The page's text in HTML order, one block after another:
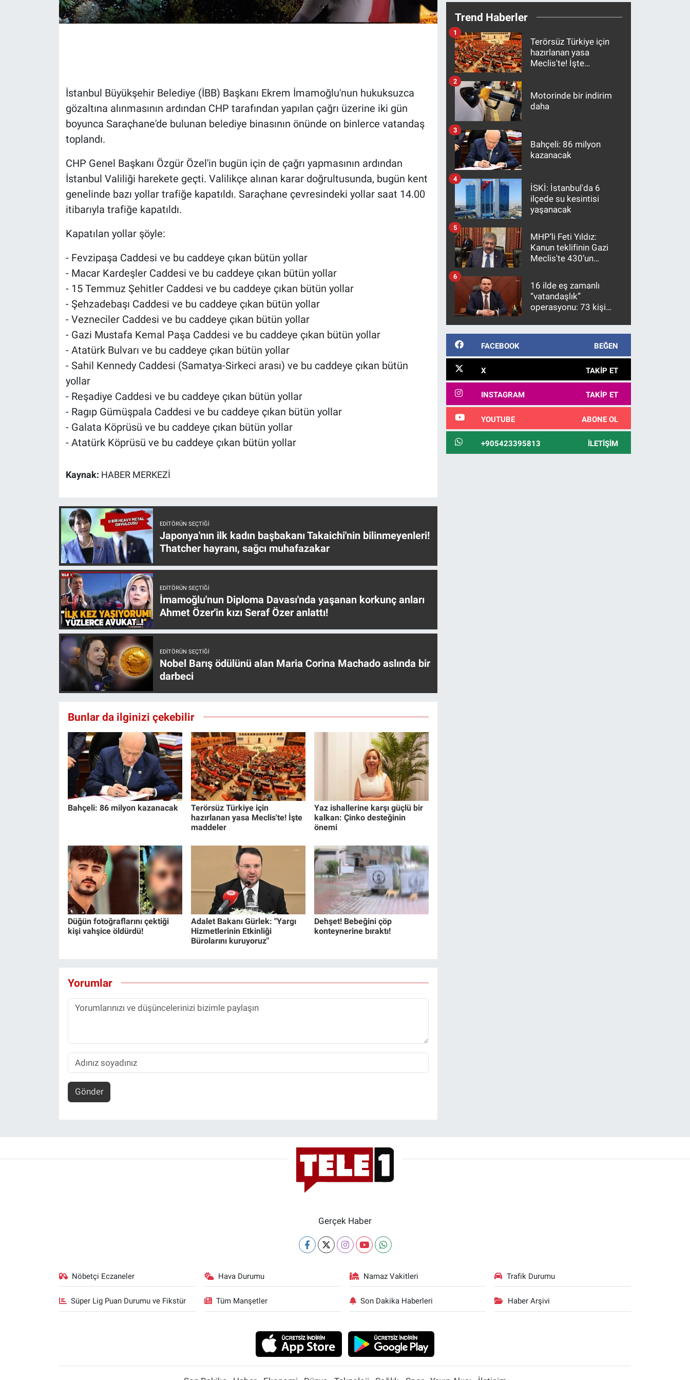
İstanbul Büyükşehir Belediye (İBB) Başkanı Ekrem İmamoğlu'nun hukuksuzca
gözaltına alınmasının ardından CHP tarafından yapılan çağrı üzerine iki gün
boyunca Saraçhane'de bulunan belediye binasının önünde on binlerce vatandaş
toplandı.
CHP Genel Başkanı Özgür Özel'in bugün için de çağrı yapmasının ardından
İstanbul Valiliği harekete geçti. Valilikçe alınan karar doğrultusunda, bugün kent
genelinde bazı yollar trafiğe kapatıldı. Saraçhane çevresindeki yollar saat 14.00
itibarıyla trafiğe kapatıldı.
Kapatılan yollar şöyle:
- Fevzipaşa Caddesi ve bu caddeye çıkan bütün yollar
- Macar Kardeşler Caddesi ve bu caddeye çıkan bütün yollar
- 15 Temmuz Şehitler Caddesi ve bu caddeye çıkan bütün yollar
- Şehzadebaşı Caddesi ve bu caddeye çıkan bütün yollar
- Vezneciler Caddesi ve bu caddeye çıkan bütün yollar
- Gazi Mustafa Kemal Paşa Caddesi ve bu caddeye çıkan bütün yollar
- Atatürk Bulvarı ve bu caddeye çıkan bütün yollar
- Sahil Kennedy Caddesi (Samatya-Sirkeci arası) ve bu caddeye çıkan bütün
yollar
- Reşadiye Caddesi ve bu caddeye çıkan bütün yollar
- Ragıp Gümüşpala Caddesi ve bu caddeye çıkan bütün yollar
- Galata Köprüsü ve bu caddeye çıkan bütün yollar
- Atatürk Köprüsü ve bu caddeye çıkan bütün yollar
Kaynak: HABER MERKEZİ
EDITÖRÜN SEÇTIĞI
Japonya'nın ilk kadın başbakanı Takaichi'nin bilinmeyenleri!
Thatcher hayranı, sağcı muhafazakar
EDITÖRÜN SEÇTIĞI
İmamoğlu'nun Diploma Davası'nda yaşanan korkunç anları
Ahmet Özer'in kızı Seraf Özer anlattı!
EDITÖRÜN SEÇTIĞI
Nobel Barış ödülünü alan Maria Corina Machado aslında bir
darbeci
Bunlar da ilginizi çekebilir
Bahçeli: 86 milyon kazanacak
Terörsüz Türkiye için
hazırlanan yasa Meclis'te! İşte
maddeler
Yaz ishallerine karşı güçlü bir
kalkan: Çinko desteğinin
önemi
Düğün fotoğraflarını çektiği
kişi vahşice öldürdü!
Adalet Bakanı Gürlek: "Yargı
Hizmetlerinin Etkinliği
Bürolarını kuruyoruz"
Dehşet! Bebeğini çöp
konteynerine bıraktı!
Yorumlar
Gönder
Trend Haberler
Terörsüz Türkiye için
hazırlanan yasa
Meclis'te! İşte
1
Motorinde bir indirim
daha
2
Bahçeli: 86 milyon
kazanacak
3
İSKİ: İstanbul'da 6
ilçede su kesintisi
yaşanacak
4
MHP’li Feti Yıldız:
Kanun teklifinin Gazi
Meclis'te 430’un
kanunlaşacağı
görülmektedir
5
16 ilde eş zamanlı
“vatandaşlık”
operasyonu: 73 kişi
6
FACEBOOK BEĞEN
X TAKIP ET
INSTAGRAM TAKIP ET
YOUTUBE ABONE OL
+905423395813 İLETIŞIM
Gerçek Haber
Nöbetçi Eczaneler Hava Durumu Namaz Vakitleri Trafik Durumu
Süper Lig Puan Durumu ve Fikstür Tüm Manşetler Son Dakika Haberleri Haber Arşivi
Gündem Özel
Kültür Sanat
Ne demişti
Programlar
Teknoloji
Türkiye'nin Geleceği
Türkiye'nin Gündemi
Yerel Gündem
Yerel Yaşam